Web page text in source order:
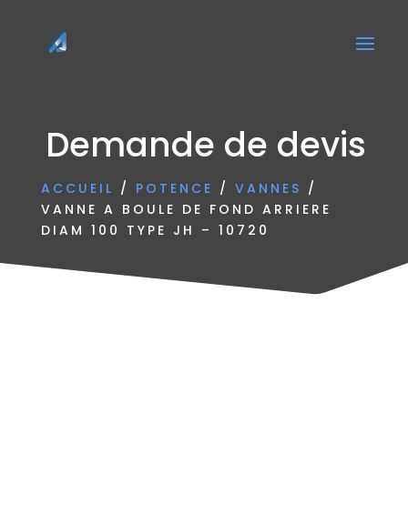
Demande de devis
ACCUEIL / POTENCE / VANNES /
VANNE A BOULE DE FOND ARRIERE
DIAM 100 TYPE JH – 10720